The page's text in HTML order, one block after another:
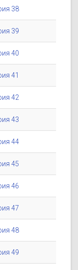
38
39
40
41
42
43
44
45
46
47
48
49